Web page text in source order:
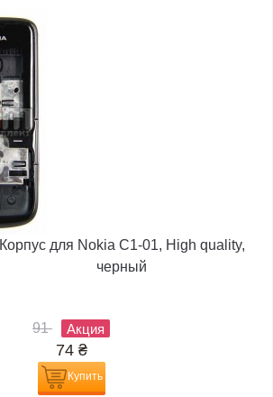
Корпус для Nokia C1-01, High quality,
черный
91 Акция
74 ₴
Купить